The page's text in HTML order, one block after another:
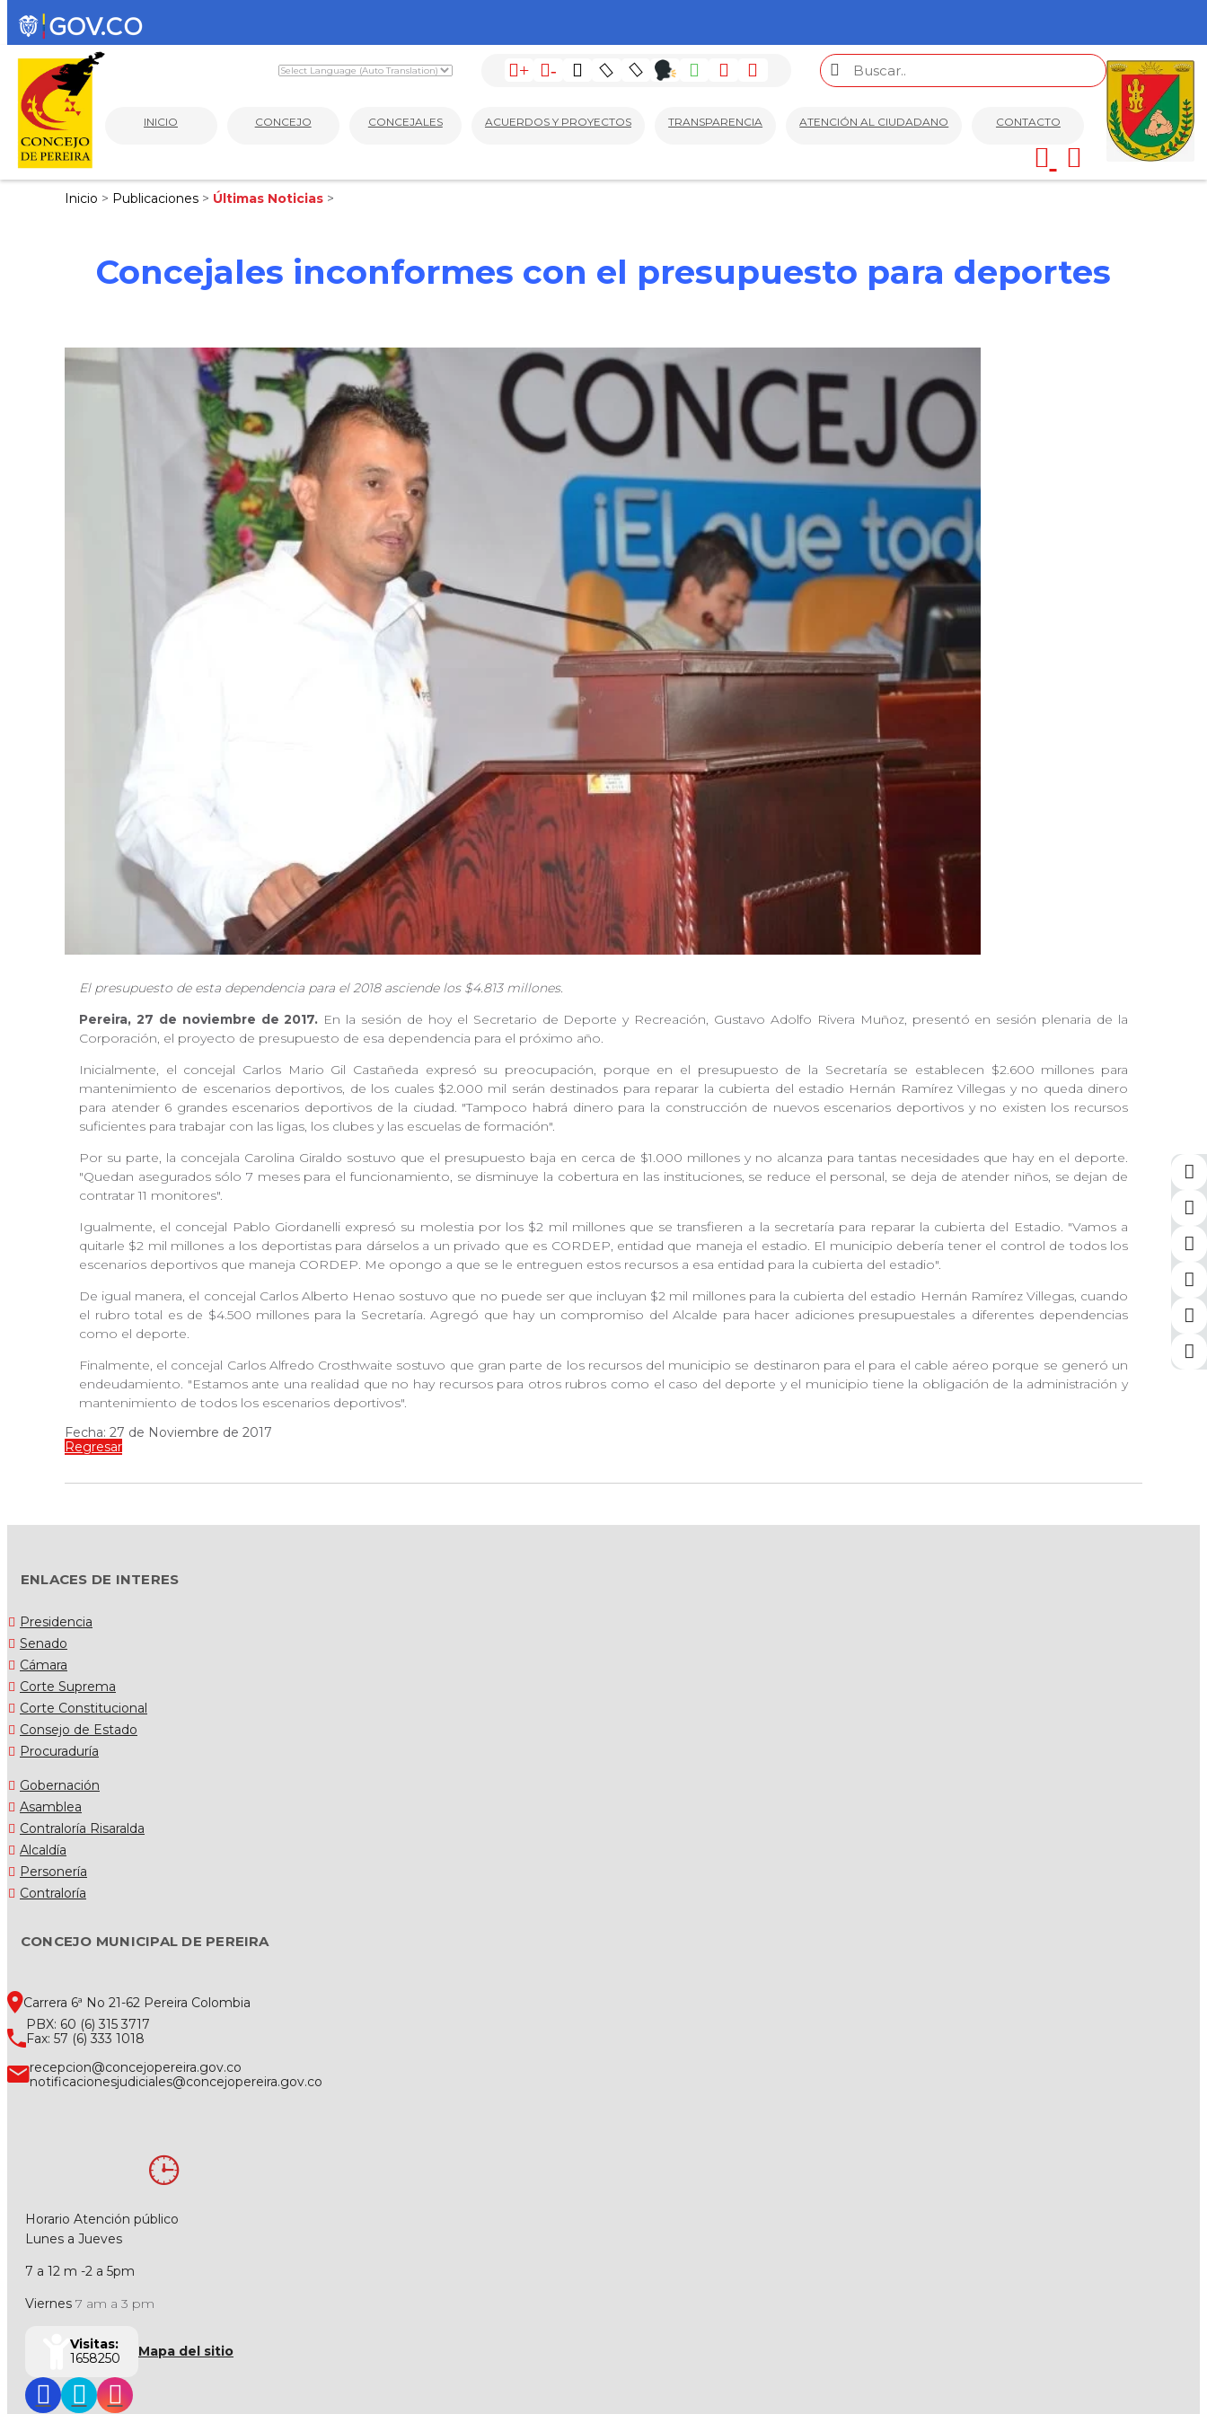
+ -
INICIO CONCEJO CONCEJALES ACUERDOS Y PROYECTOS TRANSPARENCIA ATENCIÓN AL CIUDADANO CONTACTO
Inicio > Publicaciones > Últimas Noticias >
Concejales inconformes con el presupuesto para deportes
El presupuesto de esta dependencia para el 2018 asciende los $4.813 millones.
Pereira, 27 de noviembre de 2017. En la sesión de hoy el Secretario de Deporte y Recreación, Gustavo Adolfo Rivera Muñoz, presentó en sesión plenaria de la
Corporación, el proyecto de presupuesto de esa dependencia para el próximo año.
Inicialmente, el concejal Carlos Mario Gil Castañeda expresó su preocupación, porque en el presupuesto de la Secretaría se establecen $2.600 millones para
mantenimiento de escenarios deportivos, de los cuales $2.000 mil serán destinados para reparar la cubierta del estadio Hernán Ramírez Villegas y no queda dinero
para atender 6 grandes escenarios deportivos de la ciudad. "Tampoco habrá dinero para la construcción de nuevos escenarios deportivos y no existen los recursos
suficientes para trabajar con las ligas, los clubes y las escuelas de formación".
Por su parte, la concejala Carolina Giraldo sostuvo que el presupuesto baja en cerca de $1.000 millones y no alcanza para tantas necesidades que hay en el deporte.
"Quedan asegurados sólo 7 meses para el funcionamiento, se disminuye la cobertura en las instituciones, se reduce el personal, se deja de atender niños, se dejan de
contratar 11 monitores".
Igualmente, el concejal Pablo Giordanelli expresó su molestia por los $2 mil millones que se transfieren a la secretaría para reparar la cubierta del Estadio. "Vamos a
quitarle $2 mil millones a los deportistas para dárselos a un privado que es CORDEP, entidad que maneja el estadio. El municipio debería tener el control de todos los
escenarios deportivos que maneja CORDEP. Me opongo a que se le entreguen estos recursos a esa entidad para la cubierta del estadio".
De igual manera, el concejal Carlos Alberto Henao sostuvo que no puede ser que incluyan $2 mil millones para la cubierta del estadio Hernán Ramírez Villegas, cuando
el rubro total es de $4.500 millones para la Secretaría. Agregó que hay un compromiso del Alcalde para hacer adiciones presupuestales a diferentes dependencias
como el deporte.
Finalmente, el concejal Carlos Alfredo Crosthwaite sostuvo que gran parte de los recursos del municipio se destinaron para el para el cable aéreo porque se generó un
endeudamiento. "Estamos ante una realidad que no hay recursos para otros rubros como el caso del deporte y el municipio tiene la obligación de la administración y
mantenimiento de todos los escenarios deportivos".
Fecha: 27 de Noviembre de 2017
Regresar
ENLACES DE INTERES
Presidencia
Senado
Cámara
Corte Suprema
Corte Constitucional
Consejo de Estado
Procuraduría
Gobernación
Asamblea
Contraloría Risaralda
Alcaldía
Personería
Contraloría
CONCEJO MUNICIPAL DE PEREIRA
Carrera 6ª No 21-62 Pereira Colombia
PBX: 60 (6) 315 3717
Fax: 57 (6) 333 1018
recepcion@concejopereira.gov.co
notificacionesjudiciales@concejopereira.gov.co
Horario Atención público
Lunes a Jueves
7 a 12 m -2 a 5pm
Viernes 7 am a 3 pm
Visitas:
1658250
Mapa del sitio